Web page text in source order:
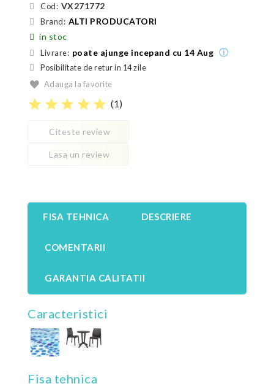
Cod: VX271772
Brand: ALTI PRODUCATORI
in stoc
Livrare: poate ajunge incepand cu 14 Aug ⓘ
Posibilitate de retur in 14 zile
Adauga la favorite
star star star star star (1)
Citeste review
Lasa un review
FISA TEHNICA DESCRIERE
COMENTARII
GARANTIA CALITATII
Caracteristici
Fisa tehnica